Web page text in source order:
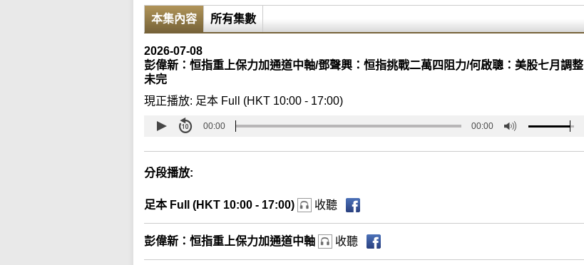
本集內容 所有集數
2026-07-08
彭偉新：恒指重上保力加通道中軸/鄧聲興：恒指挑戰二萬四阻力/何啟聰：美股七月調整
未完
現正播放: 足本 Full (HKT 10:00 - 17:00)
00:00 00:00
分段播放:
足本 Full (HKT 10:00 - 17:00) 收聽
彭偉新：恒指重上保力加通道中軸 收聽